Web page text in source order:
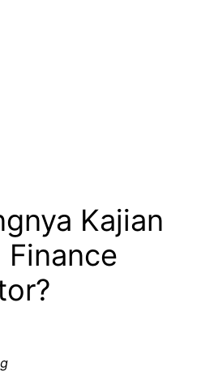
Kajian
Finance